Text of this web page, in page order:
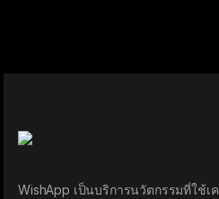
WishApp เป็นบริการนวัตกรรมที่ใช้เ